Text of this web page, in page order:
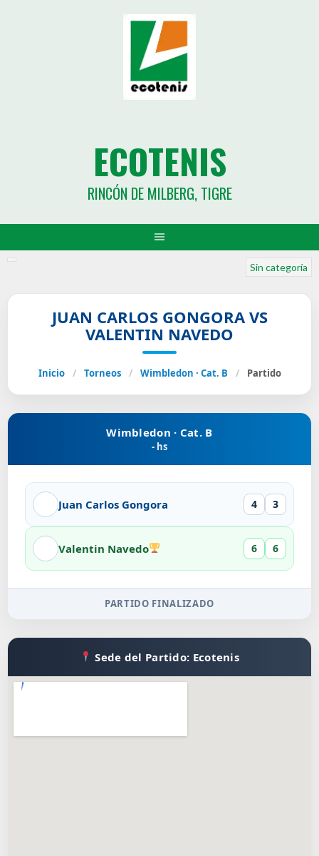
ECOTENIS
RINCÓN DE MILBERG, TIGRE
Sin categoría
JUAN CARLOS GONGORA VS
VALENTIN NAVEDO
Inicio / Torneos / Wimbledon · Cat. B / Partido
Wimbledon · Cat. B
- hs
Juan Carlos Gongora 4 3
Valentin Navedo 6 6
PARTIDO FINALIZADO
Sede del Partido: Ecotenis